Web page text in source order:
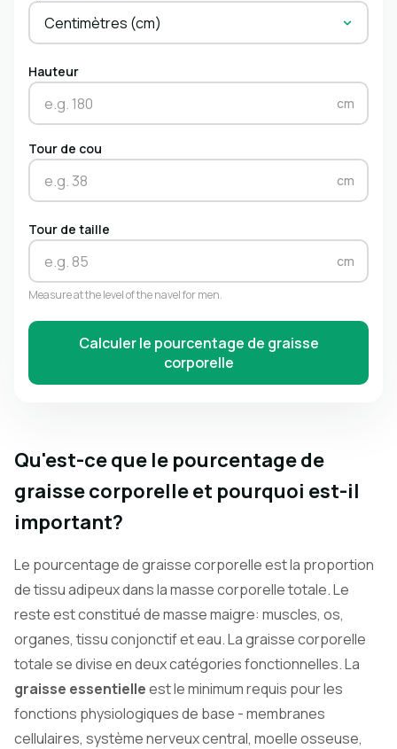
Centimètres (cm)
Hauteur
cm
Tour de cou
cm
Tour de taille
cm
Measure at the level of the navel for men.
Calculer le pourcentage de graisse
corporelle
Qu'est-ce que le pourcentage de
graisse corporelle et pourquoi est-il
important?
Le pourcentage de graisse corporelle est la proportion
de tissu adipeux dans la masse corporelle totale. Le
reste est constitué de masse maigre: muscles, os,
organes, tissu conjonctif et eau. La graisse corporelle
totale se divise en deux catégories fonctionnelles. La
graisse essentielleest le minimum requis pour les
fonctions physiologiques de base - membranes
cellulaires, système nerveux central, moelle osseuse,